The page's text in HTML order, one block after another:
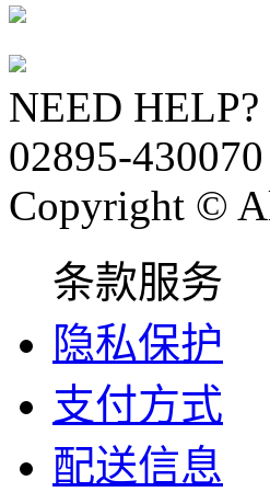
NEED HELP?
02895-
Copyright ©
条款服务
隐私保护
支付方式
配送信息